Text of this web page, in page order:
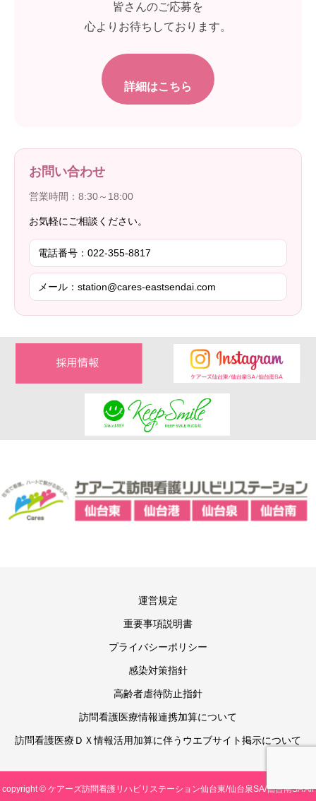
皆さんのご応募を
心よりお待ちしております。
詳細はこちら
お問い合わせ
営業時間：8:30～18:00
お気軽にご相談ください。
電話番号：022-355-8817
メール：station@cares-eastsendai.com
運営規定
重要事項説明書
プライバシーポリシー
感染対策指針
高齢者虐待防止指針
訪問看護医療情報連携加算について
訪問看護医療ＤＸ情報活用加算に伴うウエブサイト掲示について
copyright © ケアーズ訪問看護リハビリステーション仙台東/仙台泉SA/仙台南SA All